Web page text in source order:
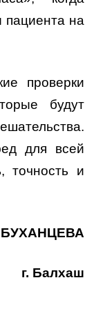
на
проверки
будут
для всей
точность и
БУХАНЦЕВА
г. Балхаш